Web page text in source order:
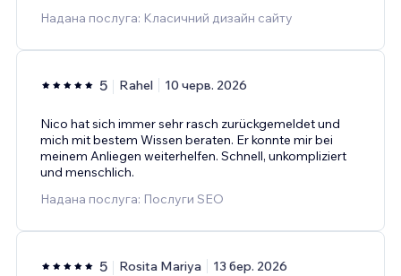
Надана послуга: Класичний дизайн сайту
5 Rahel 10 черв. 2026
Nico hat sich immer sehr rasch zurückgemeldet und
mich mit bestem Wissen beraten. Er konnte mir bei
meinem Anliegen weiterhelfen. Schnell, unkompliziert
und menschlich.
Надана послуга: Послуги SEO
5 Rosita Mariya 13 бер. 2026